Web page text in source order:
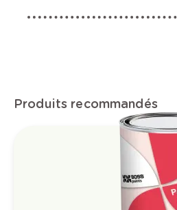
Produits recommandés